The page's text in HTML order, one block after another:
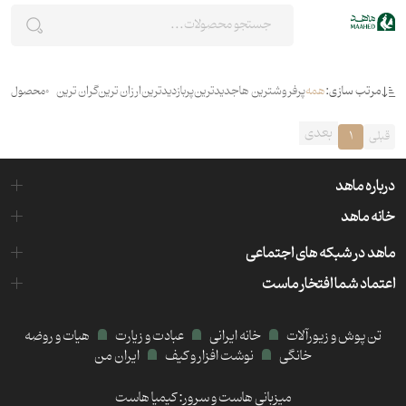
مرتب سازی:همهپرفروشترین هاجدیدترینپربازدیدترینارزان ترینگران ترین 0محصول
قبلی 1 بعدی
درباره ماهد
خانه ماهد
ماهد در شبکه های اجتماعی
اعتماد شما افتخار ماست
تن پوش و زیورآلات خانه ایرانی عبادت و زیارت
هیات و روضه
خانگی
نوشت افزار و کیف
ایران من
میزبانی هاست و سرور:کیمیا هاست